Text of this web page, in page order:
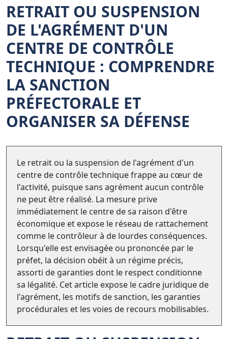
RETRAIT OU SUSPENSION
DE L'AGRÉMENT D'UN
CENTRE DE CONTRÔLE
TECHNIQUE : COMPRENDRE
LA SANCTION
PRÉFECTORALE ET
ORGANISER SA DÉFENSE
Le retrait ou la suspension de l'agrément d'un
centre de contrôle technique frappe au cœur de
l'activité, puisque sans agrément aucun contrôle
ne peut être réalisé. La mesure prive
immédiatement le centre de sa raison d'être
économique et expose le réseau de rattachement
comme le contrôleur à de lourdes conséquences.
Lorsqu'elle est envisagée ou prononcée par le
préfet, la décision obéit à un régime précis,
assorti de garanties dont le respect conditionne
sa légalité. Cet article expose le cadre juridique de
l'agrément, les motifs de sanction, les garanties
procédurales et les voies de recours mobilisables.